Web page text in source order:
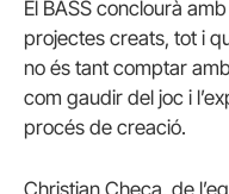
El BASS conclourà
projectes creats, tot i
no és tant comptar
com gaudir del joc i
procés de creació.
Christian Checa, de